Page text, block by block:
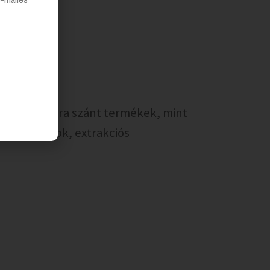
szánt termékek, mint
samponok, extrakciós